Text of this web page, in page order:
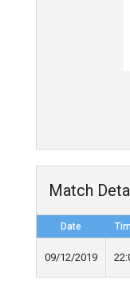
Match
Date
09/12/2019